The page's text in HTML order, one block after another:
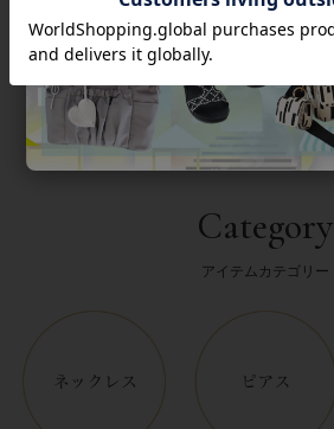
返品について
Category
アイテムカテゴリー